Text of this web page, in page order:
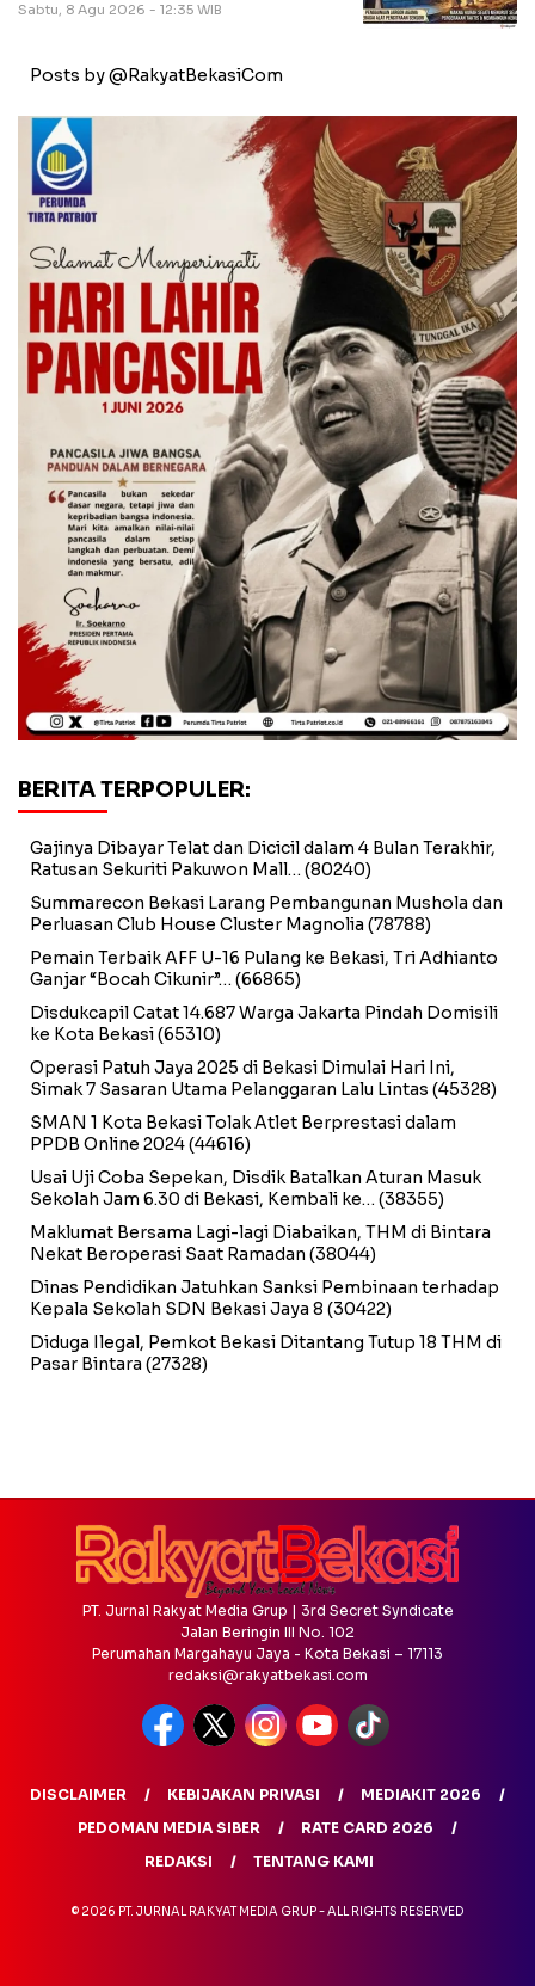
Sabtu, 8 Agu 2026 - 12:35 WIB
Posts by @RakyatBekasiCom
BERITA TERPOPULER:
Gajinya Dibayar Telat dan Dicicil dalam 4 Bulan Terakhir,
Ratusan Sekuriti Pakuwon Mall… (80240)
Summarecon Bekasi Larang Pembangunan Mushola dan
Perluasan Club House Cluster Magnolia (78788)
Pemain Terbaik AFF U-16 Pulang ke Bekasi, Tri Adhianto
Ganjar “Bocah Cikunir”… (66865)
Disdukcapil Catat 14.687 Warga Jakarta Pindah Domisili
ke Kota Bekasi(65310)
Operasi Patuh Jaya 2025 di Bekasi Dimulai Hari Ini,
Simak 7 Sasaran Utama Pelanggaran Lalu Lintas (45328)
SMAN 1 Kota Bekasi Tolak Atlet Berprestasi dalam
PPDB Online 2024(44616)
Usai Uji Coba Sepekan, Disdik Batalkan Aturan Masuk
Sekolah Jam 6.30 di Bekasi, Kembali ke… (38355)
Maklumat Bersama Lagi-lagi Diabaikan, THM di Bintara
Nekat Beroperasi Saat Ramadan (38044)
Dinas Pendidikan Jatuhkan Sanksi Pembinaan terhadap
Kepala Sekolah SDN Bekasi Jaya 8 (30422)
Diduga Ilegal, Pemkot Bekasi Ditantang Tutup 18 THM di
Pasar Bintara (27328)
PT. Jurnal Rakyat Media Grup | 3rd Secret Syndicate
Jalan Beringin III No. 102
Perumahan Margahayu Jaya - Kota Bekasi – 17113
redaksi@rakyatbekasi.com
DISCLAIMER KEBIJAKAN PRIVASI
MEDIAKIT 2026
PEDOMAN MEDIA SIBER
RATE CARD 2026
REDAKSI
TENTANG KAMI
© 2026 PT. JURNAL RAKYAT MEDIA GRUP - ALL RIGHTS RESERVED